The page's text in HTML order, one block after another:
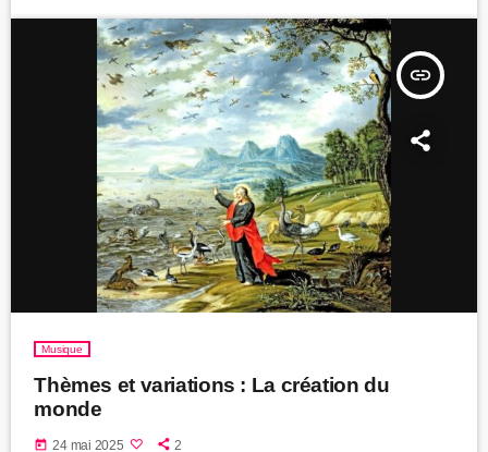
insert_link
Musique
Thèmes et variations : La création du
monde
today 24 mai 2025 2